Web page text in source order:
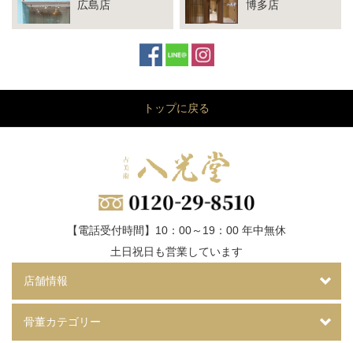
広島店 博多店
トップに戻る
【電話受付時間】10：00～19：00 年中無休
土日祝日も営業しています
店舗情報
骨董カテゴリー